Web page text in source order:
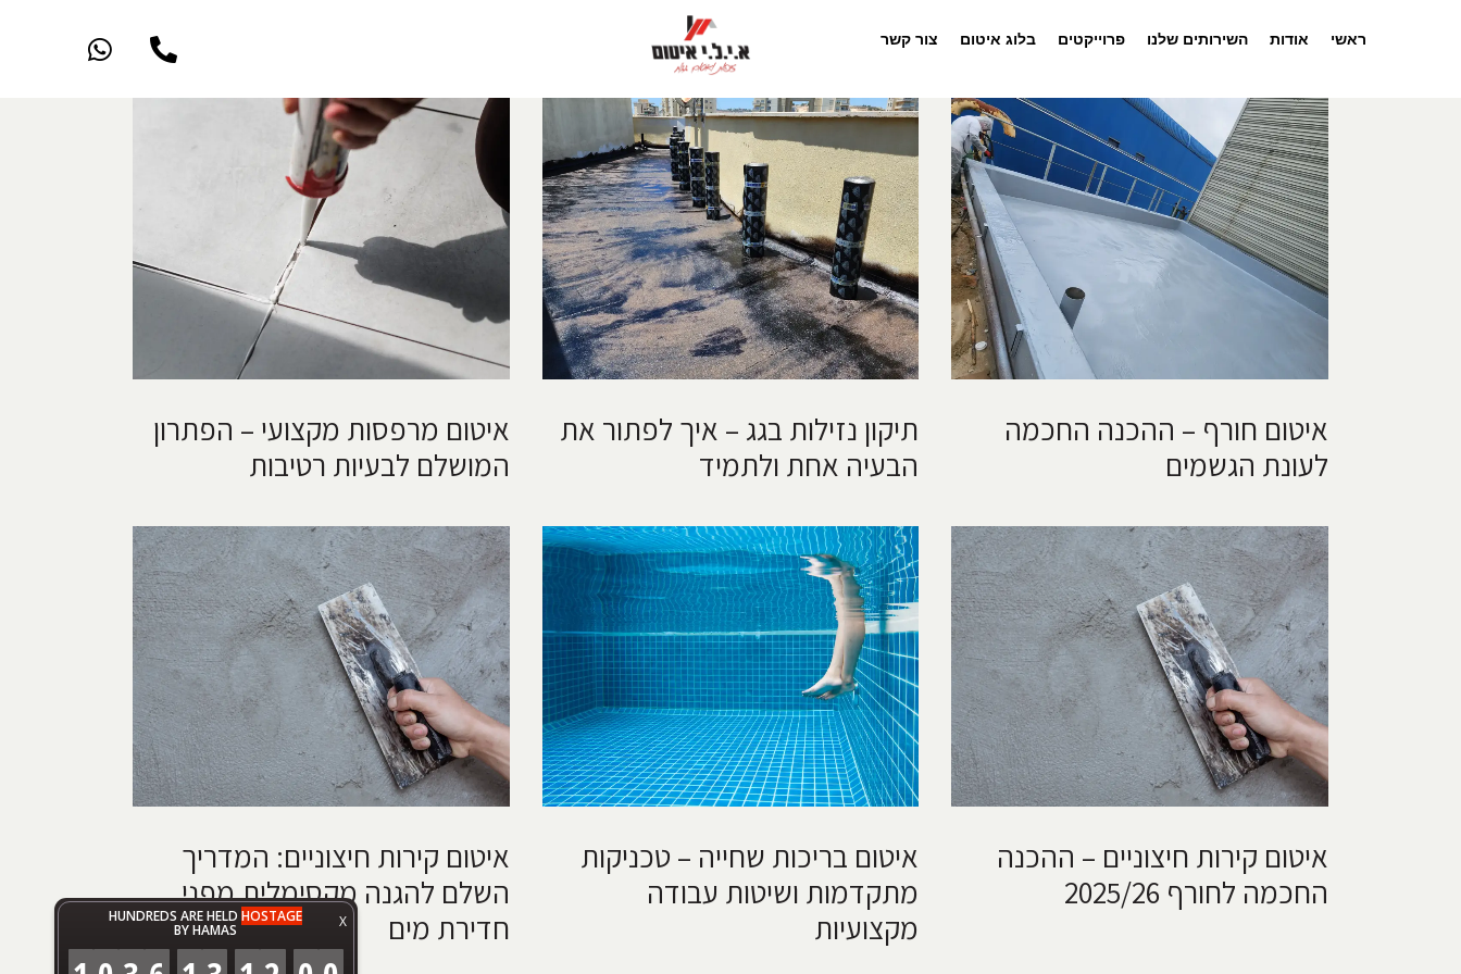
ראשי אודות השירותים שלנו פרוייקטים בלוג איטום צור קשר
איטום חורף – ההכנה החכמה
לעונת הגשמים
תיקון נזילות בגג – איך לפתור את
הבעיה אחת ולתמיד
איטום מרפסות מקצועי – הפתרון
המושלם לבעיות רטיבות
איטום קירות חיצוניים – ההכנה
החכמה לחורף 2025/26
איטום בריכות שחייה – טכניקות
מתקדמות ושיטות עבודה
מקצועיות
איטום קירות חיצוניים: המדריך
השלם להגנה מקסימלית מפני
חדירת מים
X
HUNDREDS ARE HELDHOSTAGE
BY HAMAS